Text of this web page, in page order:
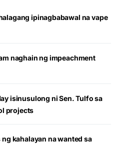
ipinagbabawal na vape
naghain ng impeachment
isinusulong ni Sen. Tulfo sa
projects
kahalayan na wanted sa